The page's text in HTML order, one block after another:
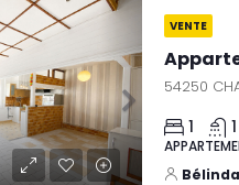
VENTE
54250
1 1
Bélinda